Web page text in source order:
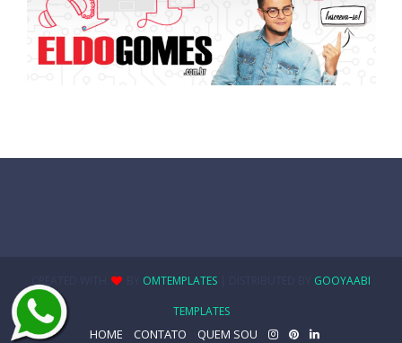
CREATED WITH OMTEMPLATES
GOOYAABI
TEMPLATES
HOME CONTATO QUEM SOU